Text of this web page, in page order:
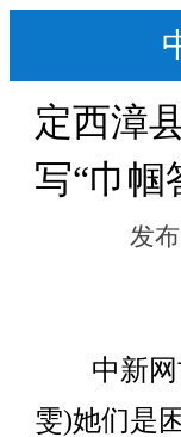
定西漳
写“巾帼
发
中新网甘
雯)她们是